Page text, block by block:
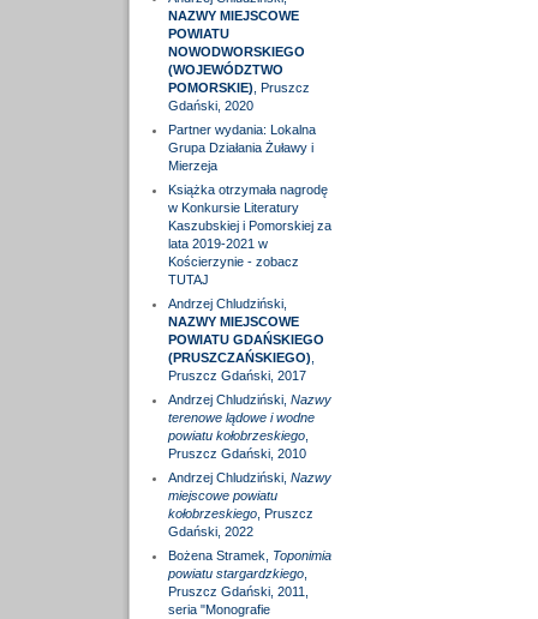
NAZWY MIEJSCOWE
POWIATU
NOWODWORSKIEGO
(WOJEWÓDZTWO
POMORSKIE) , Pruszcz
Gdański, 2020
Partner wydania: Lokalna
Grupa Działania Żuławy i
Mierzeja
Książka otrzymała nagrodę
w Konkursie Literatury
Kaszubskiej i Pomorskiej za
lata 2019-2021 w
Kościerzynie - zobacz
TUTAJ
Andrzej Chludziński,
NAZWY MIEJSCOWE
POWIATU GDAŃSKIEGO
(PRUSZCZAŃSKIEGO)
Pruszcz Gdański, 2017
Andrzej Chludziński, Nazwy
terenowe lądowe i wodne
powiatu kołobrzeskiego,
Pruszcz Gdański, 2010
Andrzej Chludziński, Nazwy
miejscowe powiatu
kołobrzeskiego, Pruszcz
Gdański, 2022
Bożena Stramek,
Toponimia
powiatu stargardzkiego,
Pruszcz Gdański, 2011,
seria "Monografie